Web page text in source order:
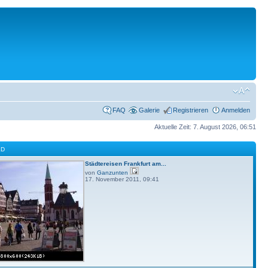
FAQ Galerie Registrieren Anmelden
Aktuelle Zeit: 7. August 2026, 06:51
Städtereisen Frankfurt am...
von Ganzunten
17. November 2011, 09:41